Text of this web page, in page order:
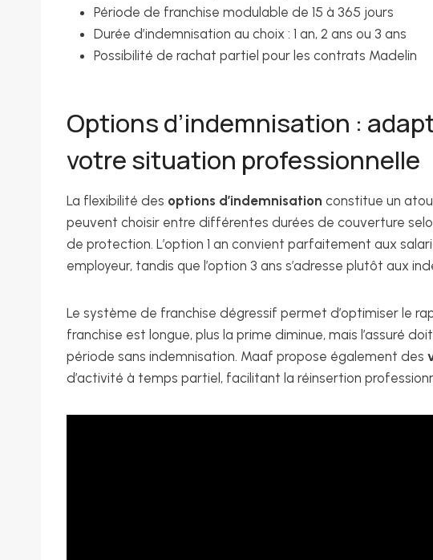
Période de franchise modulable de 15 à 365 jours
Durée d’indemnisation au choix : 1 an, 2 ans ou 3 ans
Possibilité de rachat partiel pour les contrats Madelin
Options d’indemnisation :
votre situation professionnelle
La flexibilité des options d’indemnisation constitue un
peuvent choisir entre différentes durées de couverture
de protection. L’option 1 an convient parfaitement aux
employeur, tandis que l’option 3 ans s’adresse plutôt aux
Le système de franchise dégressif permet d’optimiser le
franchise est longue, plus la prime diminue, mais l’assuré
période sans indemnisation. Maaf propose également des
d’activité à temps partiel, facilitant la réinsertion